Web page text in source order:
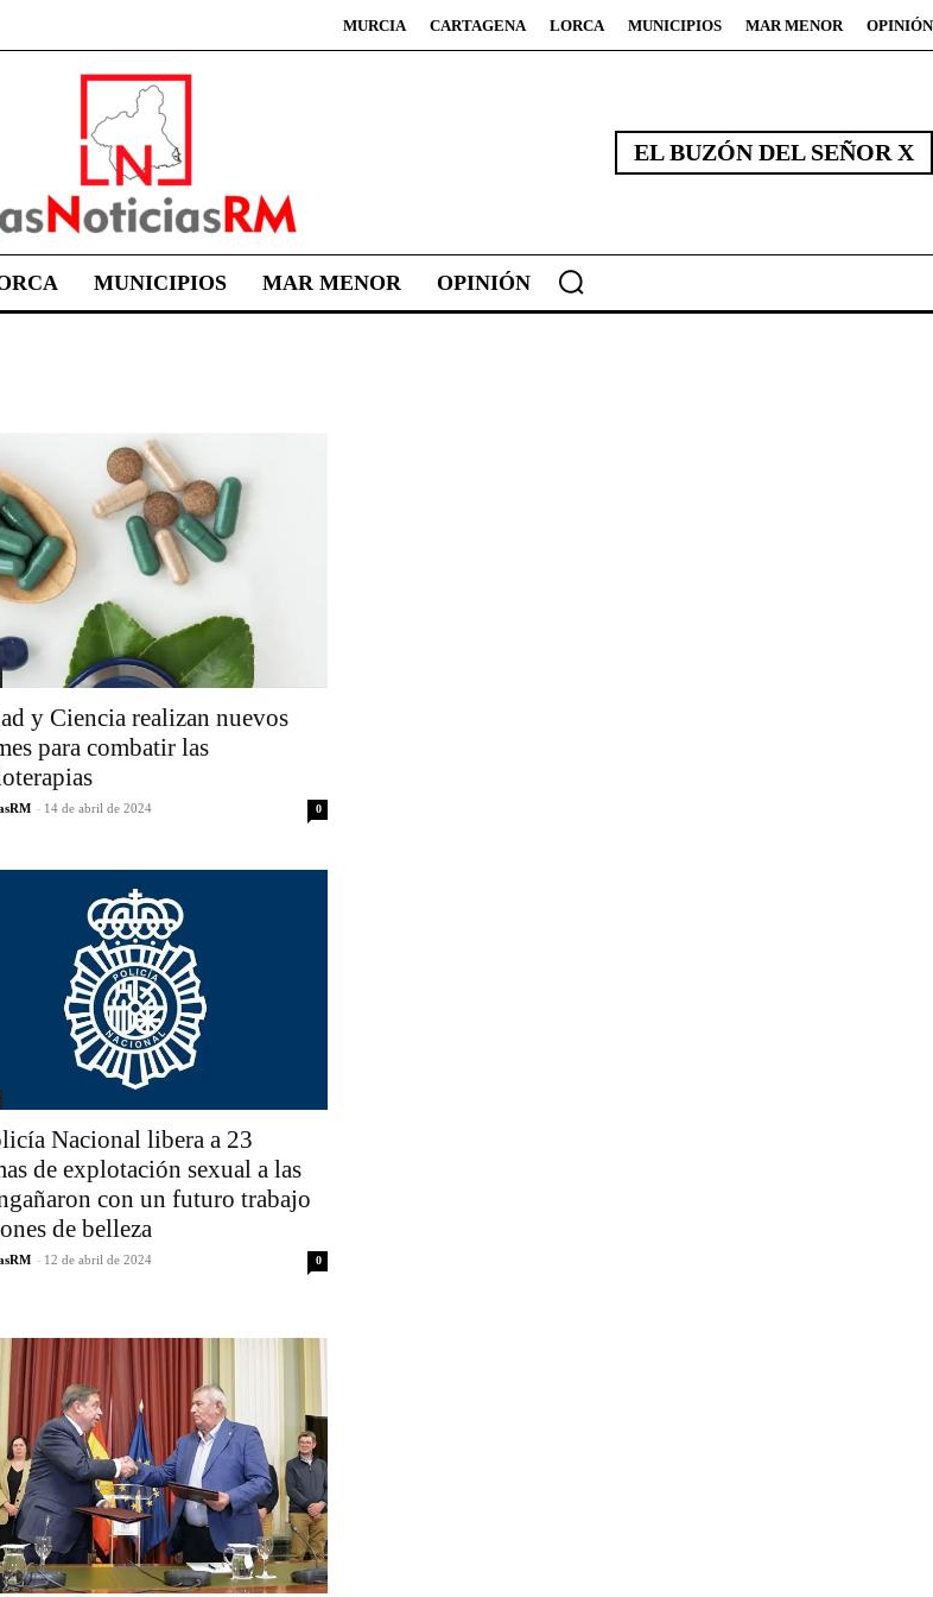
MURCIA CARTAGENA LORCA MUNICIPIOS MAR MENOR OPINIÓN
EL BUZÓN DEL SEÑOR X
MUNICIPIOS MAR MENOR OPINIÓN
y Ciencia realizan nuevos
para combatir las
- 14 de abril de 2024 0
Nacional libera a 23
de explotación sexual a las
con un futuro trabajo
de belleza
- 12 de abril de 2024 0